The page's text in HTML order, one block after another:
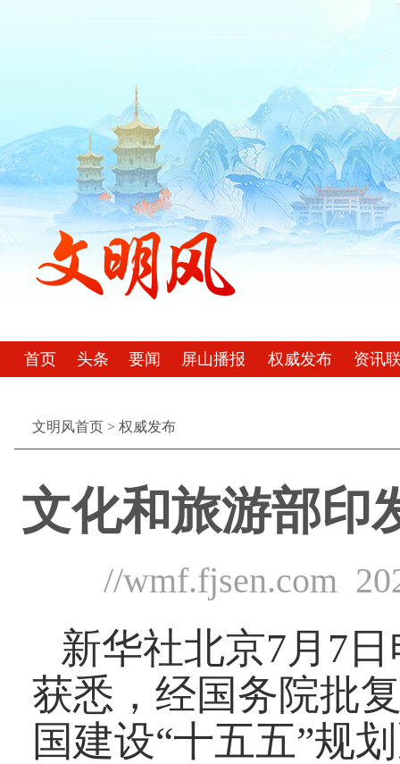
首页 头条 要闻 屏山播报 权威发布 资讯
文明风首页 > 权威发布
文化和旅游部印
//wmf.fjsen.com
新华社北京7月7
获悉，经国务院批
国建设“十五五”规